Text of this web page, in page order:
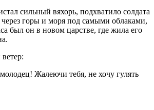
сильный вяхорь, подхватило солдата
через горы и моря под самыми облаками,
был он в новом царстве, где жила его
Жалеючи тебя, не хочу гулять